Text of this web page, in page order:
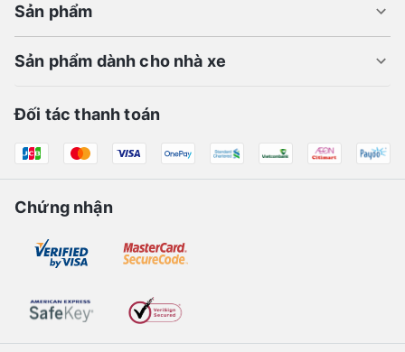
Sản phẩm
Sản phẩm dành cho nhà xe
Đối tác thanh toán
Chứng nhận